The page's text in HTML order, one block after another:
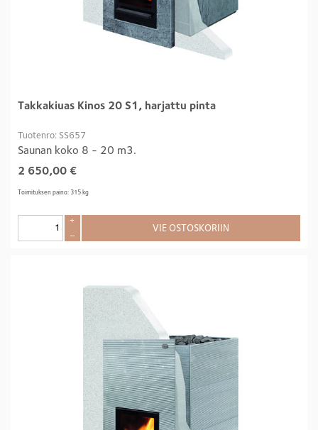
Takkakiuas Kinos 20 S1, harjattu pinta
Tuotenro: SS657
Saunan koko 8 - 20 m3.
2 650,00 €
Toimituksen paino: 315 kg
+
–
VIE OSTOSKORIIN